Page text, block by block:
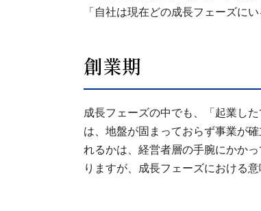
「自社は現在どの成長フェーズに
創業期
成長フェーズの中でも、「起業し
は、地盤が固まっておらず事業が
れるかは、経営者層の手腕にかか
りますが、成長フェーズにおける